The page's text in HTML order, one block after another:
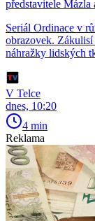
představitele Mázla
Seriál Ordinace v
obrazovek.
náhražky lidských
V Telce
dnes, 10:20
4 min
Reklama